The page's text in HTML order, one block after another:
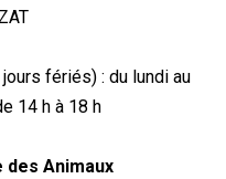
fériés) : du lundi au
14 h à 18 h
Animaux